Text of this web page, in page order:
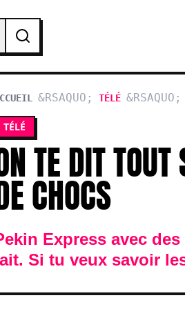
TÉLÉ
TÉLÉ
TE DIT TOUT
CHOCS
Express avec
Si tu veux savoir